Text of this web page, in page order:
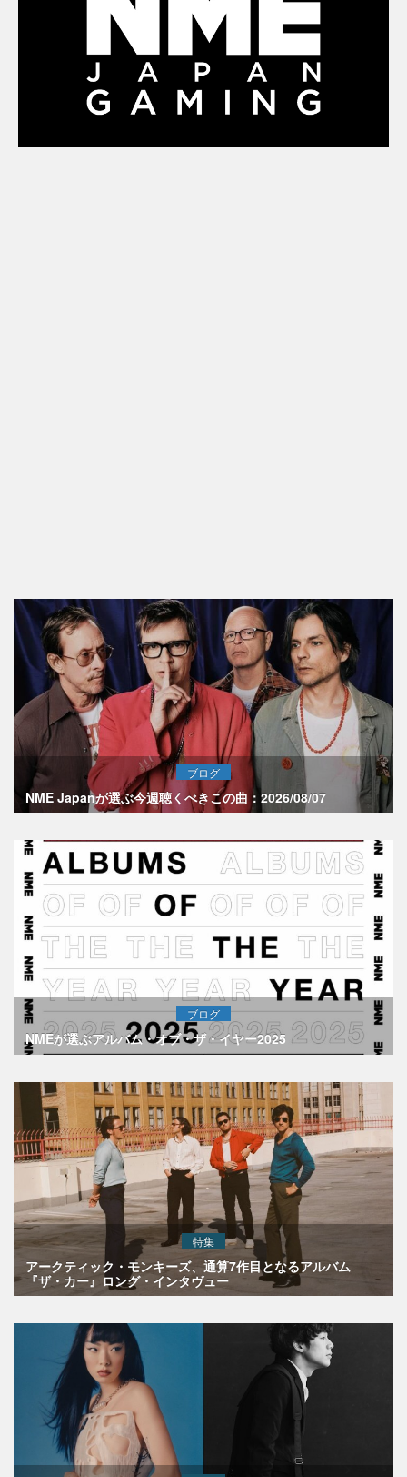
ブログ
NME Japanが選ぶ今週聴くべきこの曲：2026/08/07
ブログ
NMEが選ぶアルバム・オブ・ザ・イヤー2025
特集
アークティック・モンキーズ、通算7作目となるアルバム
『ザ・カー』ロング・インタヴュー